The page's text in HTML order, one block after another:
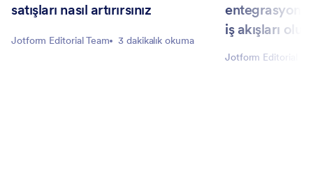
satışları nasıl artırırsınız
Jotform Editorial Team 3 dakikalık okuma
entegrasyonu
iş akışları
Jotform Editorial